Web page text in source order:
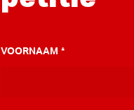
VOORNAAM *